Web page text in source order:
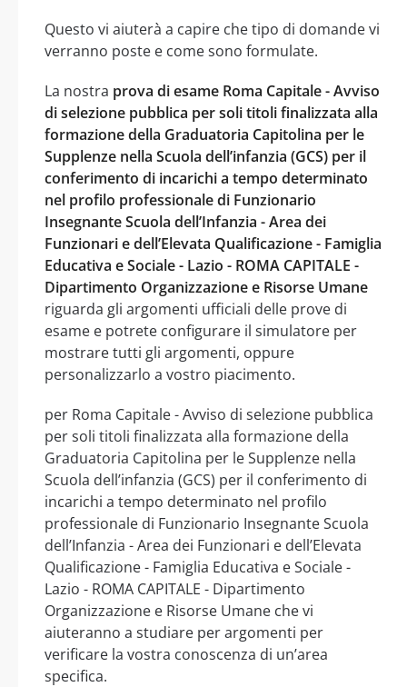
Questo vi aiuterà a capire che tipo di domande vi
verranno poste e come sono formulate.
La nostra prova di esame Roma Capitale - Avviso
di selezione pubblica per soli titoli finalizzata alla
formazione della Graduatoria Capitolina per le
Supplenze nella Scuola dell’infanzia (GCS) per il
conferimento di incarichi a tempo determinato
nel profilo professionale di Funzionario
Insegnante Scuola dell’Infanzia - Area dei
Funzionari e dell’Elevata Qualificazione - Famiglia
Educativa e Sociale - Lazio - ROMA CAPITALE -
Dipartimento Organizzazione e Risorse Umane
riguarda gli argomenti ufficiali delle prove di
esame e potrete configurare il simulatore per
mostrare tutti gli argomenti, oppure
personalizzarlo a vostro piacimento.
per Roma Capitale - Avviso di selezione pubblica
per soli titoli finalizzata alla formazione della
Graduatoria Capitolina per le Supplenze nella
Scuola dell’infanzia (GCS) per il conferimento di
incarichi a tempo determinato nel profilo
professionale di Funzionario Insegnante Scuola
dell’Infanzia - Area dei Funzionari e dell’Elevata
Qualificazione - Famiglia Educativa e Sociale -
Lazio - ROMA CAPITALE - Dipartimento
Organizzazione e Risorse Umane che vi
aiuteranno a studiare per argomenti per
verificare la vostra conoscenza di un’area
specifica.